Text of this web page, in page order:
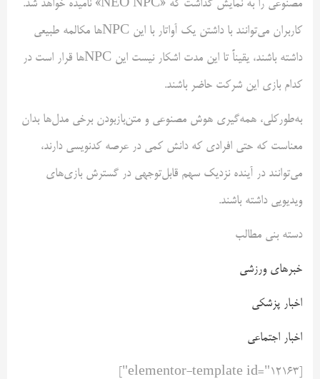
مصنوعی را به نمایش گذاشت که «NEO NPC» نامیده خواهد شد.
کاربران می‌توانند با داشتن یک آواتار با این NPCها مکالمه طبیعی
داشته باشند، یقیناً تا این مدت اشکار نیست این NPCها قرار است در
کدام بازی این شرکت حاضر باشند.
به‌طورکلی، همه‌گیری هوش مصنوعی و متن‌بازبودن برخی مدل‌ها بدان
معناست که حتی افرادی که دانش کمی در عرصه کدنویسی دارند،
می‌توانند در آینده نزدیک سهم قابل‌توجهی در گسترش بازی‌های
ویدیویی داشته باشند.
دسته بنی مطالب
خبرهای ورزشی
اخبار پزشکی
اخبار اجتماعی